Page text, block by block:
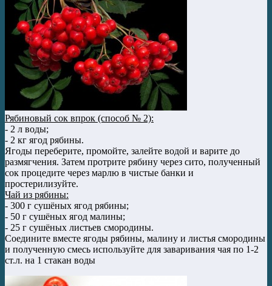
Рябиновый сок впрок (способ № 2):
- 2 л воды;
- 2 кг ягод рябины.
Ягоды переберите, промойте, залейте водой и варите до
размягчения. Затем протрите рябину через сито, полученный
сок процедите через марлю в чистые банки и
простерилизуйте.
Чай из рябины:
- 300 г сушёных ягод рябины;
- 50 г сушёных ягод малины;
- 25 г сушёных листьев смородины.
Соедините вместе ягоды рябины, малину и листья смородины
и полученную смесь используйте для заваривания чая по 1-2
ст.л. на 1 стакан воды